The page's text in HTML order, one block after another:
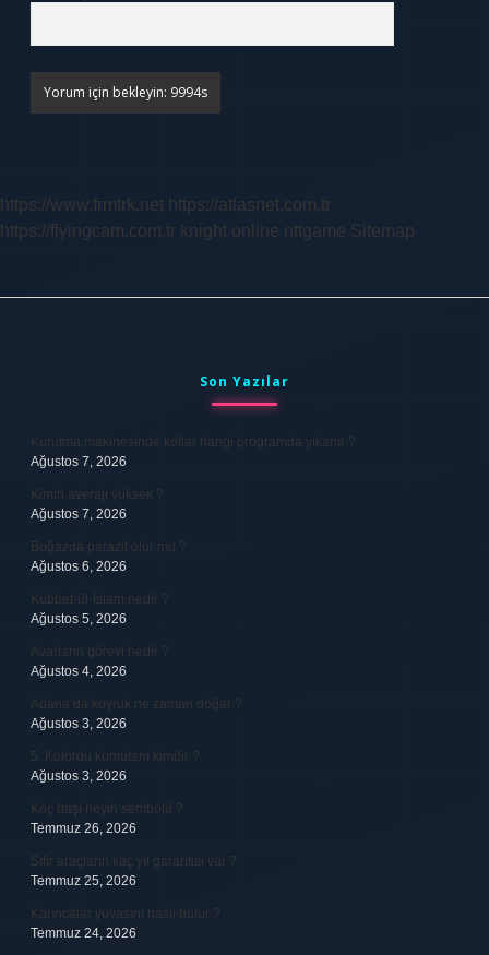
https://www.frmtrk.net https://atlasnet.com.tr
https://flyingcam.com.tr knight online nttgame Sitemap
Son Yazılar
Kurutma makinesinde kotlar hangi programda yıkanır ?
Ağustos 7, 2026
Kimin averajı yüksek ?
Ağustos 7, 2026
Boğazda parazit olur mu ?
Ağustos 6, 2026
Kubbet-ül-İslam nedir ?
Ağustos 5, 2026
Avarların görevi nedir ?
Ağustos 4, 2026
Adana’da kuyruk ne zaman doğar ?
Ağustos 3, 2026
5. Kolordu komutanı kimdir ?
Ağustos 3, 2026
Koç başı neyin sembolü ?
Temmuz 26, 2026
Sıfır araçların kaç yıl garantisi var ?
Temmuz 25, 2026
Karıncalar yuvasını nasıl bulur ?
Temmuz 24, 2026